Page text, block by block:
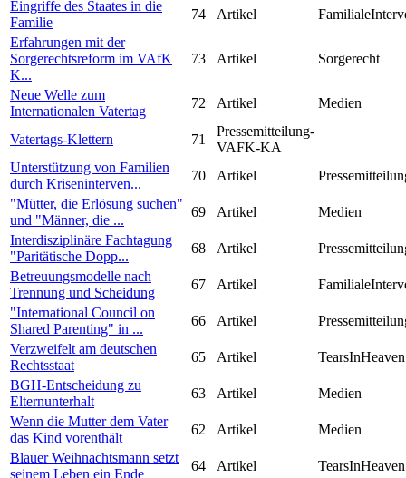
Eingriffe des Staates in die
Familie
74 Artikel
Erfahrungen mit der
Sorgerechtsreform im VAfK
K...
73 Artikel Sorgerecht
Neue Welle zum
Internationalen Vatertag
72 Artikel Medien
Vatertags-Klettern 71
Pressemitteilung-
VAFK-KA
Unterstützung von Familien
durch Kriseninterven...
70 Artikel
"Mütter, die Erlösung suchen"
und "Männer, die ...
69 Artikel
Medien
Interdisziplinäre Fachtagung
"Paritätische Dopp...
68 Artikel
Betreuungsmodelle nach
Trennung und Scheidung
67 Artikel
"International Council on
Shared Parenting" in ...
66 Artikel
Verzweifelt am deutschen
Rechtsstaat
65 Artikel
TearsInHeaven
BGH-Entscheidung zu
Elternunterhalt
63 Artikel
Medien
Wenn die Mutter dem Vater
das Kind vorenthält
62 Artikel
Medien
Blauer Weihnachtsmann setzt
seinem Leben ein Ende
64 Artikel
TearsInHeaven